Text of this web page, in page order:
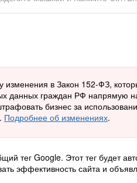
изменения в Закон 152-ФЗ,
данных граждан РФ напрямую
бизнес за
Подробнее об изменениях.
тег Google. Этот тег будет
эффективность сайта и